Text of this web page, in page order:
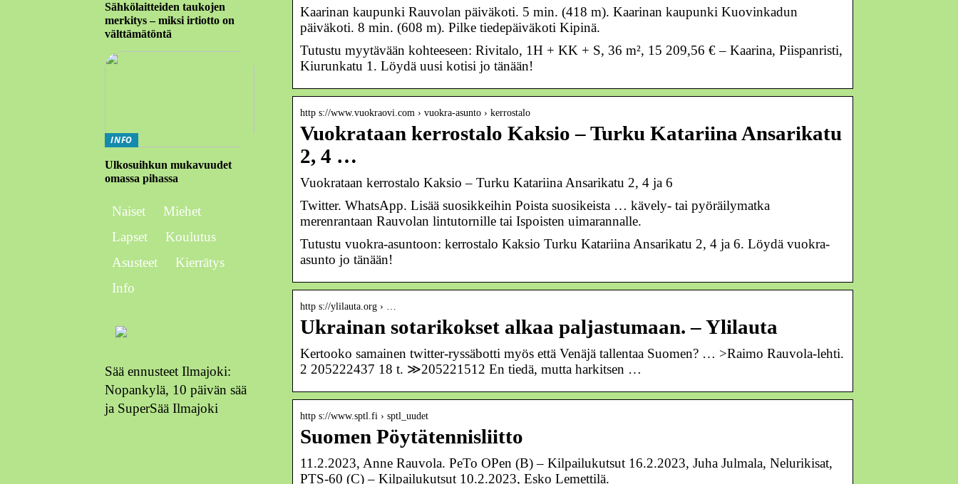
Kaarinan kaupunki Rauvolan päiväkoti. 5 min. (418 m). Kaarinan kaupunki Kuovinkadun
päiväkoti. 8 min. (608 m). Pilke tiedepäiväkoti Kipinä.
Tutustu myytävään kohteeseen: Rivitalo, 1H + KK + S, 36 m², 15 209,56 € – Kaarina, Piispanristi,
Kiurunkatu 1. Löydä uusi kotisi jo tänään!
http s://www.vuokraovi.com › vuokra-asunto › kerrostalo
Vuokrataan kerrostalo Kaksio – Turku Katariina Ansarikatu
2, 4 …
Vuokrataan kerrostalo Kaksio – Turku Katariina Ansarikatu 2, 4 ja 6
Twitter. WhatsApp. Lisää suosikkeihin Poista suosikeista … kävely- tai pyöräilymatka
merenrantaan Rauvolan lintutornille tai Ispoisten uimarannalle.
Tutustu vuokra-asuntoon: kerrostalo Kaksio Turku Katariina Ansarikatu 2, 4 ja 6. Löydä vuokra-
asunto jo tänään!
http s://ylilauta.org › …
Ukrainan sotarikokset alkaa paljastumaan. – Ylilauta
Kertooko samainen twitter-ryssäbotti myös että Venäjä tallentaa Suomen? … >Raimo Rauvola-lehti.
2 205222437 18 t. ≫205221512 En tiedä, mutta harkitsen …
http s://www.sptl.fi › sptl_uudet
Suomen Pöytätennisliitto
11.2.2023, Anne Rauvola. PeTo OPen (B) – Kilpailukutsut 16.2.2023, Juha Julmala, Nelurikisat,
PTS-60 (C) – Kilpailukutsut 10.2.2023, Esko Lemettilä.
Sähkölaitteiden taukojen
merkitys – miksi irtiotto on
välttämätöntä
INFO
Ulkosuihkun mukavuudet
omassa pihassa
Naiset
Miehet
Lapset
Koulutus
Asusteet
Kierrätys
Info
Sää ennusteet Ilmajoki:
Nopankylä, 10 päivän sää
ja SuperSää Ilmajoki